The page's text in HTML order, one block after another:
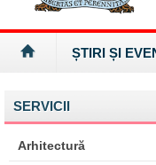
ȘTIRI ȘI
SERVICII
Arhitectură